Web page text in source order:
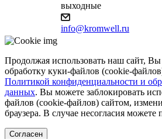
выходные
info@kromwell.ru
Продолжая использовать наш сайт, Вы
обработку куки-файлов (cookie-
Политикой конфиденциальности и
данных. Вы можете заблокировать
файлов (cookie-файлов) сайтом,
браузера. В случае несогласия можете
Согласен